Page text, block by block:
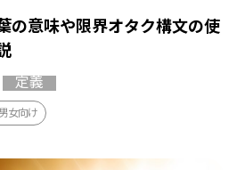
の意味や限界オタク構文の使
定義
男女向け